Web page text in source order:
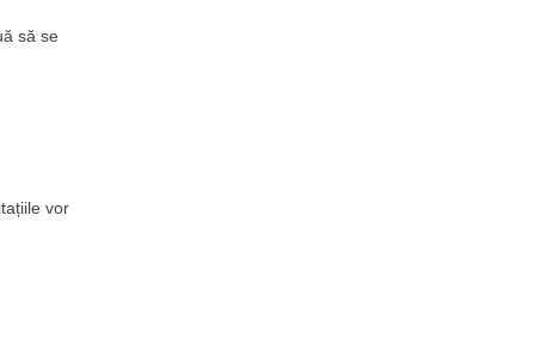
să se
vor